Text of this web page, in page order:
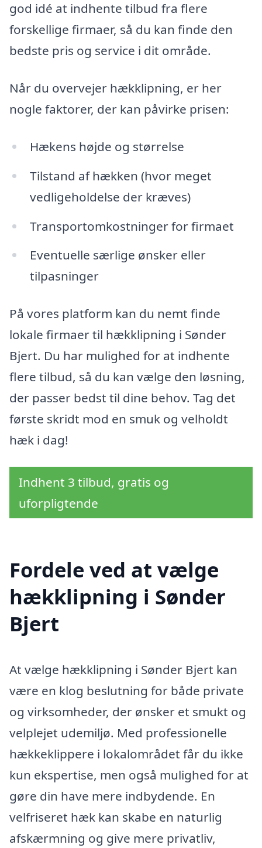
god idé at indhente tilbud fra flere
forskellige firmaer, så du kan finde den
bedste pris og service i dit område.
Når du overvejer hækklipning, er her
nogle faktorer, der kan påvirke prisen:
Hækens højde og størrelse
Tilstand af hækken (hvor meget
vedligeholdelse der kræves)
Transportomkostninger for firmaet
Eventuelle særlige ønsker eller
tilpasninger
På vores platform kan du nemt finde
lokale firmaer til hækklipning i Sønder
Bjert. Du har mulighed for at indhente
flere tilbud, så du kan vælge den løsning,
der passer bedst til dine behov. Tag det
første skridt mod en smuk og velholdt
hæk i dag!
Indhent 3 tilbud, gratis og
uforpligtende
Fordele ved at vælge
hækklipning i Sønder
Bjert
At vælge hækklipning i Sønder Bjert kan
være en klog beslutning for både private
og virksomheder, der ønsker et smukt og
velplejet udemiljø. Med professionelle
hækkeklippere i lokalområdet får du ikke
kun ekspertise, men også mulighed for at
gøre din have mere indbydende. En
velfriseret hæk kan skabe en naturlig
afskærmning og give mere privatliv,